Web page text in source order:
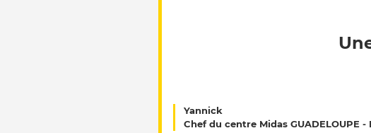
Yannick
Chef du centre Midas GUADELOUPE -